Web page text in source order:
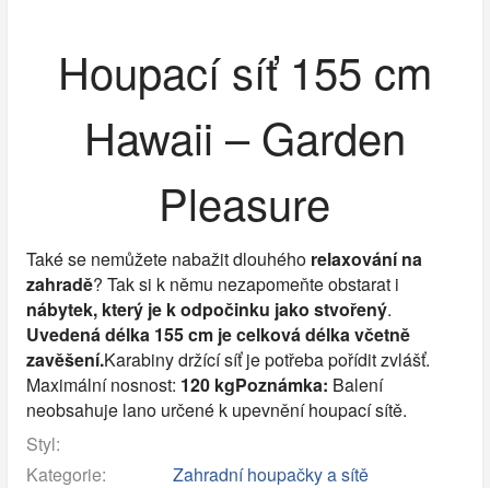
Houpací síť 155 cm
Hawaii – Garden
Pleasure
Také se nemůžete nabažit dlouhého relaxování na
zahradě? Tak si k němu nezapomeňte obstarat i
nábytek, který je k odpočinku jako stvořený.
Uvedená délka 155 cm je celková délka včetně
zavěšení.Karabiny držící síť je potřeba pořídit zvlášť.
Maximální nosnost: 120 kgPoznámka: Balení
neobsahuje lano určené k upevnění houpací sítě.
Styl:
Kategorie:
Zahradní houpačky a sítě